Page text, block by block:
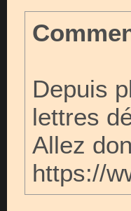
Depuis
lettres
Allez
https://